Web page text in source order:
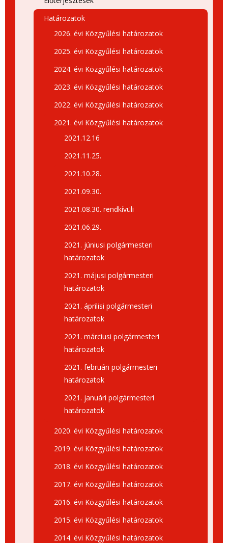
Határozatok
2026. évi Közgyűlési határozatok
2025. évi Közgyűlési határozatok
2024. évi Közgyűlési határozatok
2023. évi Közgyűlési határozatok
2022. évi Közgyűlési határozatok
2021. évi Közgyűlési határozatok
2021.12.16
2021.11.25.
2021.10.28.
2021.09.30.
2021.08.30. rendkívüli
2021.06.29.
2021. júniusi polgármesteri
határozatok
2021. májusi polgármesteri
határozatok
2021. áprilisi polgármesteri
határozatok
2021. márciusi polgármesteri
határozatok
2021. februári polgármesteri
határozatok
2021. januári polgármesteri
határozatok
2020. évi Közgyűlési határozatok
2019. évi Közgyűlési határozatok
2018. évi Közgyűlési határozatok
2017. évi Közgyűlési határozatok
2016. évi Közgyűlési határozatok
2015. évi Közgyűlési határozatok
2014. évi Közgyűlési határozatok